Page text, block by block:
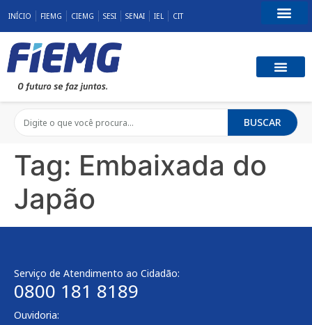
INÍCIO FIEMG CIEMG SESI SENAI IEL CIT
BUSCAR
Tag: Embaixada do
Japão
Serviço de Atendimento ao Cidadão:
0800 181 8189
Ouvidoria: